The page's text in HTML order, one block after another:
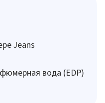
Jeans
вода (EDP)